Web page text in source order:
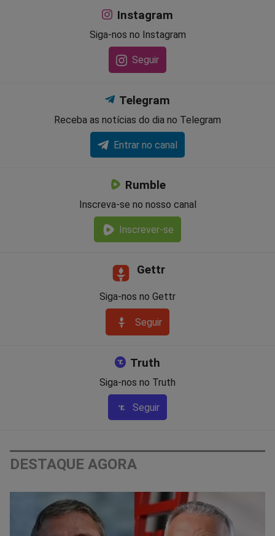
Instagram
Siga-nos no Instagram
Seguir
Telegram
Receba as notícias do dia no Telegram
Entrar no canal
Rumble
Inscreva-se no nosso canal
Inscrever-se
Gettr
Siga-nos no Gettr
Seguir
Truth
Siga-nos no Truth
Seguir
DESTAQUE AGORA